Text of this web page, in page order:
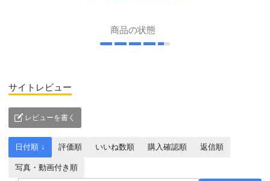
商品の状態
サイトレビュー
レビューを書く
日付順 ↓ 評価順 いいね数順 購入確認順 返信順
写真・動画付き順